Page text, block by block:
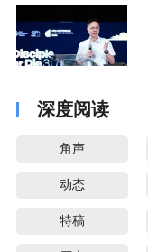
深度阅读
角声
动态
特稿